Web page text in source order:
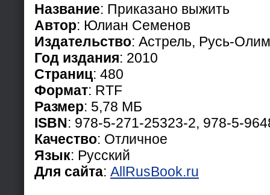
Название: Приказано выжить
Автор: Юлиан Семенов
Издательство: Астрель, Русь-
Год издания: 2010
Страниц: 480
Формат: RTF
Размер: 5,78 МБ
ISBN: 978-5-271-25323-2, 978-5-
Качество: Отличное
Язык: Русский
Для сайта: AllRusBook.ru